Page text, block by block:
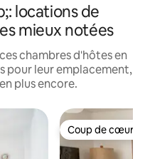
locations de
mieux notées
chambres d'hôtes en
pour leur emplacement,
plus encore.
Coup de cœur
Coup de cœur